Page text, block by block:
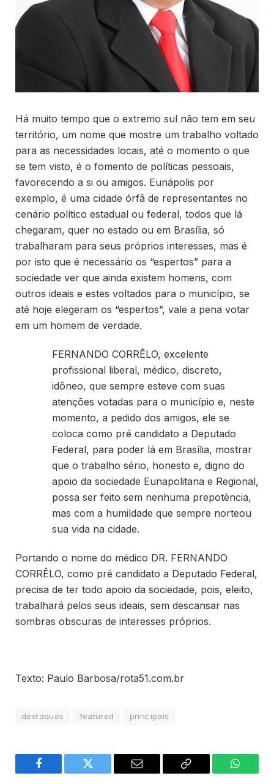
Há muito tempo que o extremo sul não tem em seu
território, um nome que mostre um trabalho voltado
para as necessidades locais, até o momento o que
se tem visto, é o fomento de políticas pessoais,
favorecendo a si ou amigos. Eunápolis por
exemplo, é uma cidade órfã de representantes no
cenário político estadual ou federal, todos que lá
chegaram, quer no estado ou em Brasília, só
trabalharam para seus próprios interesses, mas é
por isto que é necessário os “espertos” para a
sociedade ver que ainda existem homens, com
outros ideais e estes voltados para o município, se
até hoje elegeram os “espertos”, vale a pena votar
em um homem de verdade.
FERNANDO CORRÊLO, excelente
profissional liberal, médico, discreto,
idôneo, que sempre esteve com suas
atenções votadas para o município e, neste
momento, a pedido dos amigos, ele se
coloca como pré candidato a Deputado
Federal, para poder lá em Brasília, mostrar
que o trabalho sério, honesto e, digno do
apoio da sociedade Eunapolitana e Regional,
possa ser feito sem nenhuma prepotência,
mas com a humildade que sempre norteou
sua vida na cidade.
Portando o nome do médico DR. FERNANDO
CORRÊLO, como pré candidato a Deputado Federal,
precisa de ter todo apoio da sociedade, pois, eleito,
trabalhará pelos seus ideais, sem descansar nas
sombras obscuras de interesses próprios.
Texto: Paulo Barbosa/rota51.com.br
destaques featured principais
Facebook Twitter Email
Copy